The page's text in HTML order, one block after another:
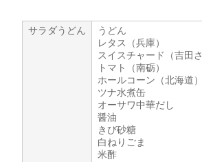
サラダうどん
うどん
レタス（兵庫）
スイスチャード（吉田さ
トマト（南砺）
ホールコーン（北海道）
ツナ水煮缶
オーサワ中華だし
醤油
きび砂糖
白ねりごま
米酢